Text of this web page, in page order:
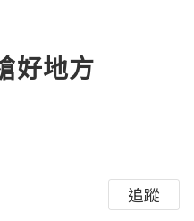
好地方
追蹤